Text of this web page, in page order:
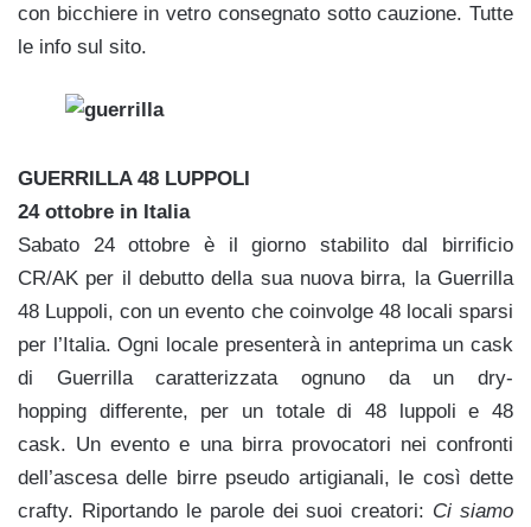
con bicchiere in vetro consegnato sotto cauzione. Tutte
le info sul sito.
GUERRILLA 48 LUPPOLI
24 ottobre in Italia
Sabato 24 ottobre è il giorno stabilito dal birrificio
CR/AK per il debutto della sua nuova birra, la Guerrilla
48 Luppoli, con un evento che coinvolge 48 locali sparsi
per l’Italia. Ogni locale presenterà in anteprima un cask
di Guerrilla caratterizzata ognuno da un dry-
hopping differente, per un totale di 48 luppoli e 48
cask. Un evento e una birra provocatori nei confronti
dell’ascesa delle birre pseudo artigianali, le così dette
crafty. Riportando le parole dei suoi creatori: Ci siamo